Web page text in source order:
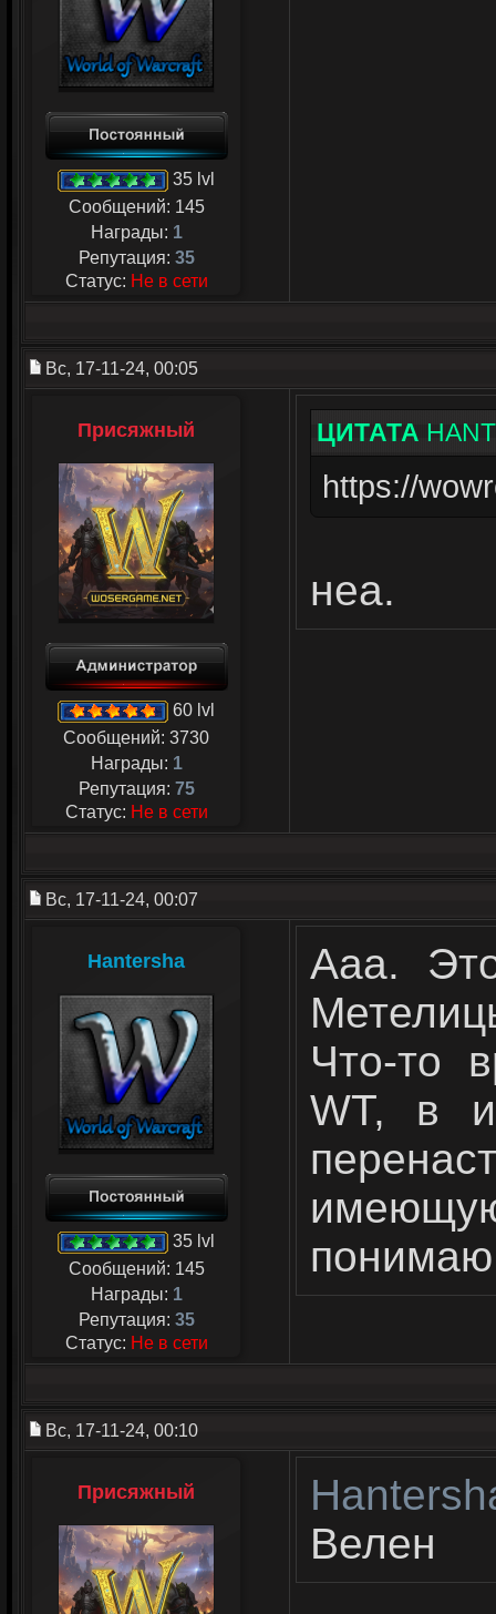
35 lvl
Сообщений: 145
Награды: 1
Репутация: 35
Статус: Не в сети
Вс, 17-11-24, 00:05
Присяжный
60 lvl
Сообщений: 3730
Награды: 1
Репутация: 75
Статус: Не в сети
ЦИТАТА
https://
неа.
Вс, 17-11-24, 00:07
Hantersha
35 lvl
Сообщений: 145
Награды: 1
Репутация: 35
Статус: Не в сети
Ааа.
Что-то
WT, в
Вс, 17-11-24, 00:10
Присяжный
Велен